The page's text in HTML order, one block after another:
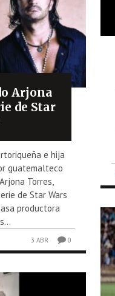
Arjona
de Star
e hija
guatemalteco
Torres,
de Star Wars
productora
3 ABR 0